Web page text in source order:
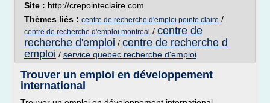
Site : http://crepointeclaire.com
Thèmes liés : centre de recherche d'emploi pointe claire /
centre de recherche d'emploi montreal / centre de
recherche d'emploi / centre de recherche d
emploi / service quebec recherche d'emploi
Trouver un emploi en développement
international